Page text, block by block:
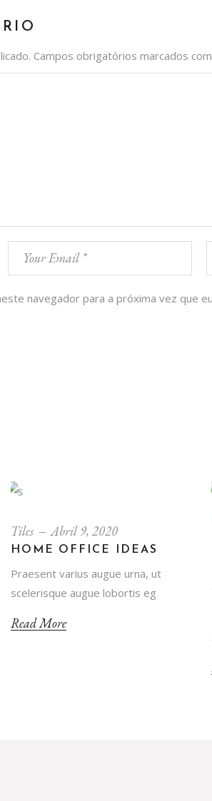
Campos obrigatórios marcados com
navegador para a próxima vez que
Tiles Abril 9, 2020
HOME OFFICE IDEAS
Praesent varius augue urna, ut
scelerisque augue lobortis eg
Read More